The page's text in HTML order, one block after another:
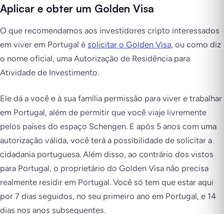
Aplicar e obter um Golden Visa
O que recomendamos aos investidores cripto interessados
em viver em Portugal é solicitar o Golden Visa, ou como diz
o nome oficial, uma Autorização de Residência para
Atividade de Investimento.
Ele dá a você e à sua família permissão para viver e trabalhar
em Portugal, além de permitir que você viaje livremente
pelos países do espaço Schengen. E após 5 anos com uma
autorização válida, você terá a possibilidade de solicitar a
cidadania portuguesa. Além disso, ao contrário dos vistos
para Portugal, o proprietário do Golden Visa não precisa
realmente residir em Portugal. Você só tem que estar aqui
por 7 dias seguidos, no seu primeiro ano em Portugal, e 14
dias nos anos subsequentes.